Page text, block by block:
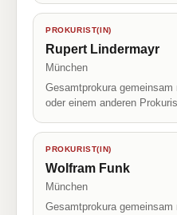
PROKURIST(IN)
Rupert Lindermayr
München
Gesamtprokura
oder einem anderen
PROKURIST(IN)
Wolfram Funk
München
Gesamtprokura